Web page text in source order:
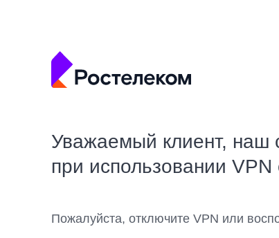
Уважаемый клиент, наш
при использовании VPN
Пожалуйста, отключите VPN или